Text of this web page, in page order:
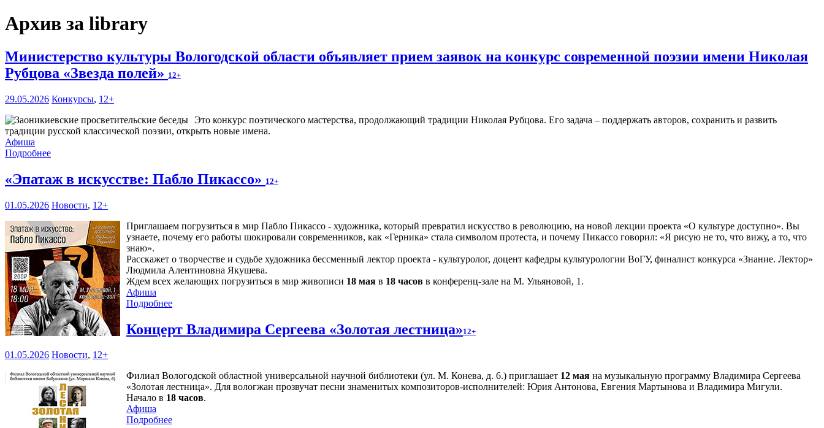
Архив за library
Министерство культуры Вологодской области объявляет прием заявок на конкурс современной поэзии имени Николая
Рубцова «Звезда полей» 12+
29.05.2026 Конкурсы, 12+
Это конкурс поэтического мастерства, продолжающий традиции Николая Рубцова. Его задача – поддержать авторов, сохранить и развить
традиции русской классической поэзии, открыть новые имена.
Афиша
Подробнее
«Эпатаж в искусстве: Пабло Пикассо» 12+
01.05.2026 Новости, 12+
Приглашаем погрузиться в мир Пабло Пикассо - художника, который превратил искусство в революцию, на новой лекции проекта «О культуре доступно». Вы
узнаете, почему его работы шокировали современников, как «Герника» стала символом протеста, и почему Пикассо говорил: «Я рисую не то, что вижу, а то, что
знаю».
Расскажет о творчестве и судьбе художника бессменный лектор проекта - культуролог, доцент кафедры культурологии ВоГУ, финалист конкурса «Знание. Лектор»
Людмила Алентиновна Якушева.
Ждем всех желающих погрузиться в мир живописи 18 мая в 18 часов в конференц-зале на М. Ульяновой, 1.
Афиша
Подробнее
Концерт Владимира Сергеева «Золотая лестница»12+
01.05.2026 Новости, 12+
Филиал Вологодской областной универсальной научной библиотеки (ул. М. Конева, д. 6.) приглашает 12 мая на музыкальную программу Владимира Сергеева
«Золотая лестница». Для вологжан прозвучат песни знаменитых композиторов-исполнителей: Юрия Антонова, Евгения Мартынова и Владимира Мигули.
Начало в 18 часов.
Афиша
Подробнее